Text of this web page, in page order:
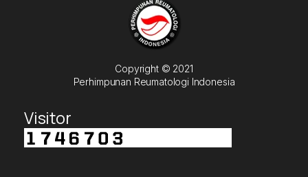
Copyright © 2021
Perhimpunan Reumatologi Indonesia
Visitor